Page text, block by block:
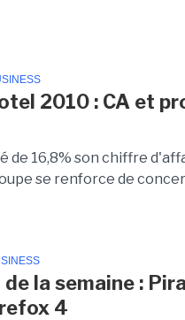
2010 : CA et
de 16,8% son chiffre
se renforce de
de la semaine :
4